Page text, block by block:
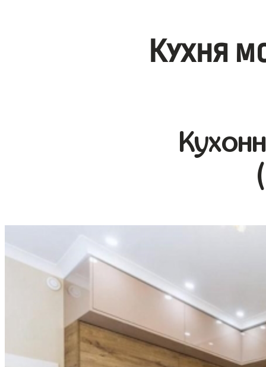
Кухня